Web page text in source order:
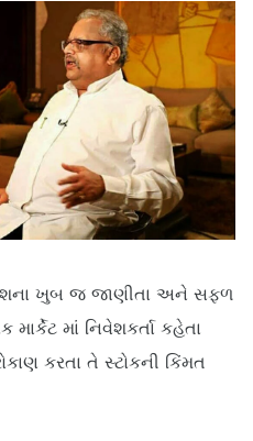
ખુબ જ જાણીતા અને સફળ
માર્કેટ માં નિવેશકર્તા કહેતા
કરતા તે સ્ટોકની કિંમત